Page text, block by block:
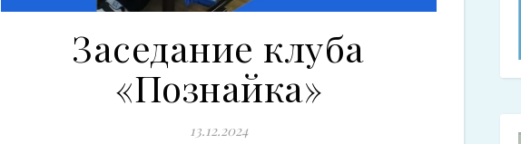
Заседание клуба
«Познайка»
13.12.2024